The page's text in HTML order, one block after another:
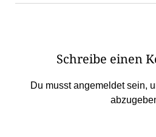
Schreibe einen
Du musstangemeldetsein,